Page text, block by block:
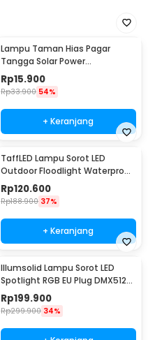
Lampu Taman Hias Pagar
Tangga Solar Power
Waterproof Cool White - HBT-
1501
Rp15.900
Rp33.900 54%
+ Keranjang
TaffLED Lampu Sorot LED
Outdoor Floodlight Waterproof
Cool White 30W - W804
Rp120.600
Rp188.900 37%
+ Keranjang
Illumsolid Lampu Sorot LED
Spotlight RGB EU Plug DMX512
240V 30W - YS-P01
Rp199.900
Rp299.900 34%